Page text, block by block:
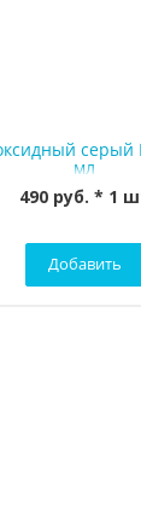
серый
мл
490 руб. * 1
Добавить